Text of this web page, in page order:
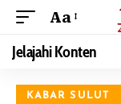
Aa
Jelajahi Konten
KABAR SULUT